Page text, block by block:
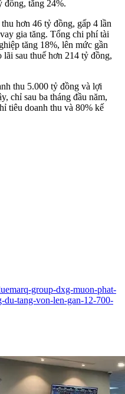
đồng, tăng 24%.
hơn 46 tỷ đồng, gấp 4 lần
gia tăng. Tổng chi phí tài
tăng 18%, lên mức gần
sau thuế hơn 214 tỷ đồng,
thu 5.000 tỷ đồng và lợi
chỉ sau ba tháng đầu năm,
tiêu doanh thu và 80% kế
group-dxg-muon-phat-
du-tang-von-len-gan-12-700-